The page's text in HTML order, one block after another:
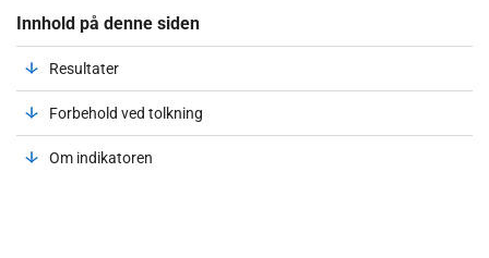
Innhold på denne siden
Resultater
Forbehold ved tolkning
Om indikatoren